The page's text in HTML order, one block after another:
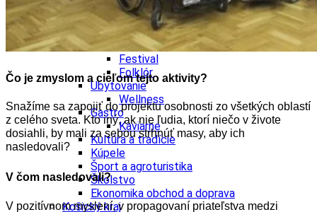
Hrady
Podujatia
Výstava
Galéria
Festival
Folklór
Ubytovanie
Wellness
Gastro
Kaviarne
Kultúra a tradície
Kúpele
Šport a agroturistika
Školstvo
Ekonomika obchod a doprava
Košický kraj
Čo je zmyslom a cieľom tejto aktivity?
Snažíme sa zapojiť do projektu osobnosti zo všetkých oblastí
z celého sveta. Kto iný, ak nie ľudia, ktorí niečo v živote
dosiahli, by mali za sebou strhnúť masy, aby ich
nasledovali?
V čom nasledovali?
V pozitívnom myslení, v propagovaní priateľstva medzi